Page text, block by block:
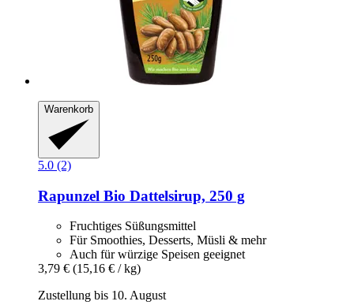
Warenkorb
5.0 (2)
Rapunzel Bio Dattelsirup, 250 g
Fruchtiges Süßungsmittel
Für Smoothies, Desserts, Müsli & mehr
Auch für würzige Speisen geeignet
3,79 € (15,16 € / kg)
Zustellung bis 10. August